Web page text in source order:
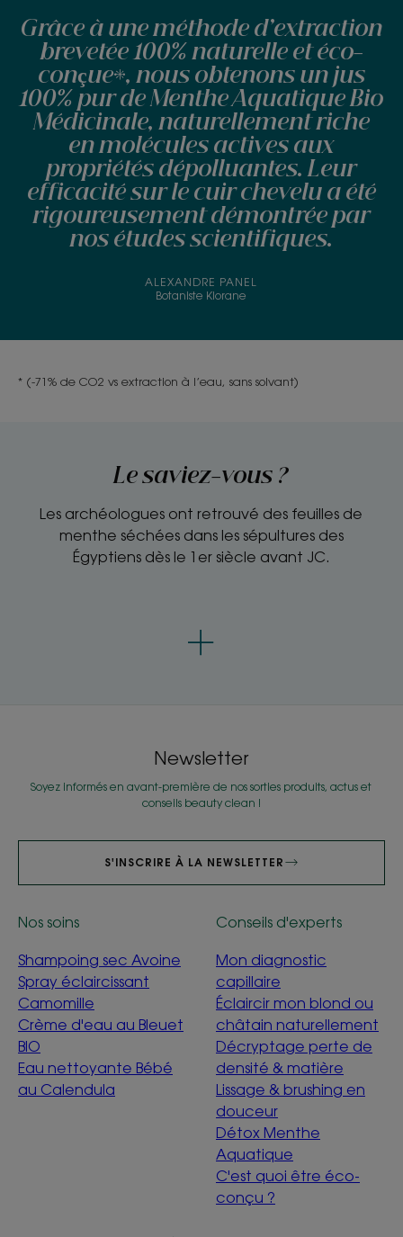
Grâce à une méthode d’extraction
brevetée 100% naturelle et éco-
conçue*, nous obtenons un jus
100% pur de Menthe Aquatique Bio
Médicinale, naturellement riche
en molécules actives aux
propriétés dépolluantes. Leur
efficacité sur le cuir chevelu a été
rigoureusement démontrée par
nos études scientifiques.
ALEXANDRE PANEL
Botaniste Klorane
* (-71% de CO2 vs extraction à l’eau, sans solvant)
Le saviez-vous ?
Les archéologues ont retrouvé des feuilles de
menthe séchées dans les sépultures des
Égyptiens dès le 1er siècle avant JC.
Newsletter
Soyez informés en avant-première de nos sorties produits, actus et
conseils beauty clean !
S'INSCRIRE À LA NEWSLETTER
Nos soins
Shampoing sec Avoine
Spray éclaircissant
Camomille
Crème d'eau au Bleuet
BIO
Eau nettoyante Bébé
au Calendula
Conseils d'experts
Mon diagnostic
capillaire
Éclaircir mon blond ou
châtain naturellement
Décryptage perte de
densité & matière
Lissage & brushing en
douceur
Détox Menthe
Aquatique
C'est quoi être éco-
conçu ?